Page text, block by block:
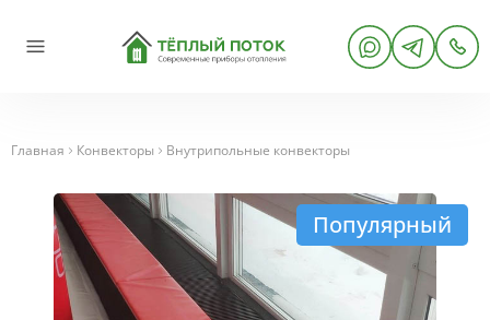
Главная Конвекторы Внутрипольные конвекторы
Популярный